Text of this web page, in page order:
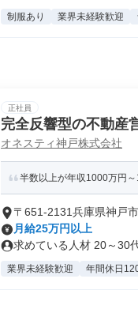
制服あり 業界未経験歓迎
正社員
完全反響型の不動産
オネスティ神戸株式会社
半数以上が年収1000万円
〒651-2131兵庫県神戸
月給25万円以上
求めている人材 20～30
業界未経験歓迎 年間休日